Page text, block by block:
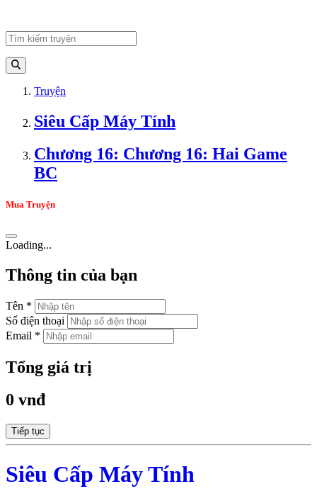
Truyện
Siêu Cấp Máy Tính
Chương 16: Chương 16: Hai Game
BC
Mua Truyện
Loading...
Thông tin của bạn
Tên *
Số điện thoại
Email *
Tổng giá trị
0 vnđ
Tiếp tục
Siêu Cấp Máy Tính